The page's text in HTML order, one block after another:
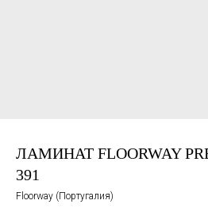
ЛАМИНАТ FLOORWAY
391
Floorway (Португалия)